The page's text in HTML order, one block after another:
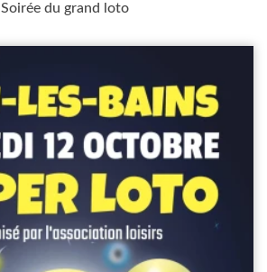
Soirée du grand loto